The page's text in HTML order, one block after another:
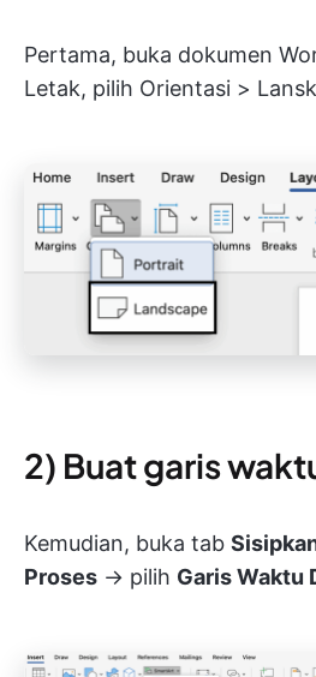
Pertama, buka dokumen
Letak, pilih Orientasi >
2) Buat garis
Kemudian, buka tab
Proses → pilih Garis Waktu